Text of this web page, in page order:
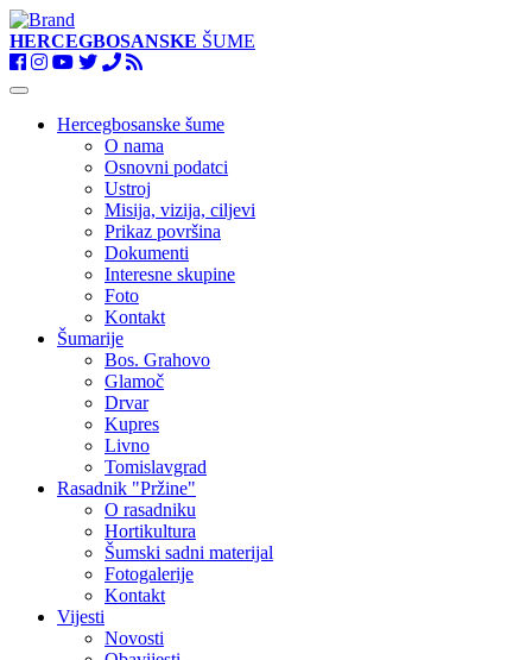
HERCEGBOSANSKE ŠUME
Toggle
navigationHercegbosanske šume
O nama
Osnovni podatci
Ustroj
Misija, vizija, ciljevi
Prikaz površina
Dokumenti
Interesne skupine
Foto
Kontakt
Šumarije
Bos. Grahovo
Glamoč
Drvar
Kupres
Livno
Tomislavgrad
Rasadnik "Pržine"
O rasadniku
Hortikultura
Šumski sadni materijal
Fotogalerije
Kontakt
Vijesti
Novosti